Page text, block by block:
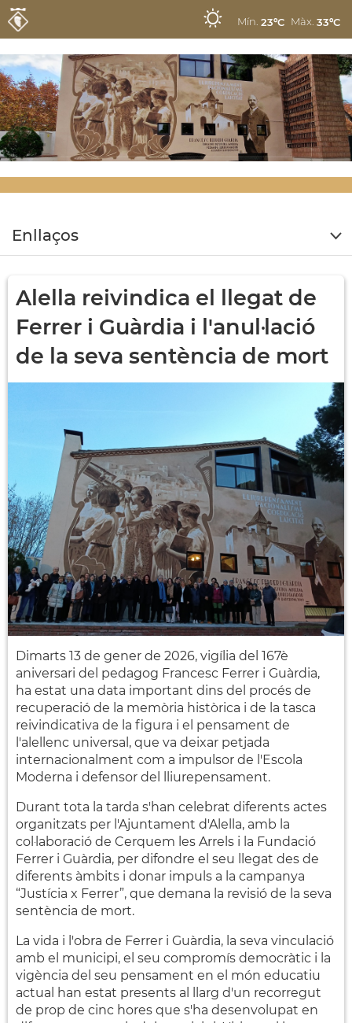
Mín. 23ºC Màx. 33ºC
Enllaços
Alella reivindica el llegat de
Ferrer i Guàrdia i l'anul·lació
de la seva sentència de mort
Dimarts 13 de gener de 2026, vigília del 167è
aniversari del pedagog Francesc Ferrer i Guàrdia,
ha estat una data important dins del procés de
recuperació de la memòria històrica i de la tasca
reivindicativa de la figura i el pensament de
l'alellenc universal, que va deixar petjada
internacionalment com a impulsor de l'Escola
Moderna i defensor del lliurepensament.
Durant tota la tarda s'han celebrat diferents actes
organitzats per l'Ajuntament d'Alella, amb la
col·laboració de Cerquem les Arrels i la Fundació
Ferrer i Guàrdia, per difondre el seu llegat des de
diferents àmbits i donar impuls a la campanya
“Justícia x Ferrer”, que demana la revisió de la seva
sentència de mort.
La vida i l'obra de Ferrer i Guàrdia, la seva vinculació
amb el municipi, el seu compromís democràtic i la
vigència del seu pensament en el món educatiu
actual han estat presents al llarg d'un recorregut
de prop de cinc hores que s'ha desenvolupat en